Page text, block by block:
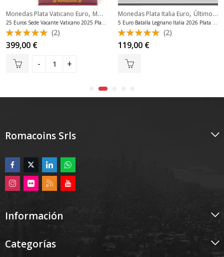
Monedas Plata Vaticano Euro, Monedas Sede Vacante Vaticano ,Últimos 20
25 Euros Sede Vacante Vaticano 2025 Plata Proof Muy Rara
Valorado
con5.00
de 5
(2)
399,00 €
Monedas Plata Italia Euro, Últimos 20 Productos
5 Euro Batalla Legnano Italia 2026 Plata Fdc
Valorado
con5.00
de 5
(2)
119,00 €
Romacoins Srls
Información
Categorías